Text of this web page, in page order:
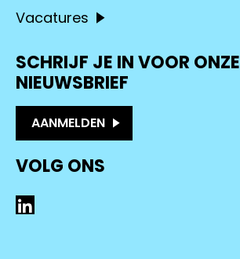
Vacatures
SCHRIJF JE IN VOOR ONZE
NIEUWSBRIEF
AANMELDEN
VOLG ONS
LinkedIn